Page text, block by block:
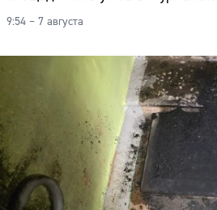
9:54 – 7 августа